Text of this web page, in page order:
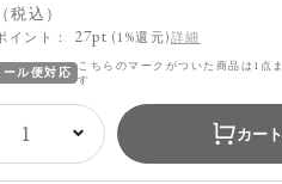
（税込）
イント： 27pt (1%還元)詳細
ル便対応 こちらのマークがついた商品は1点
す
1 カー